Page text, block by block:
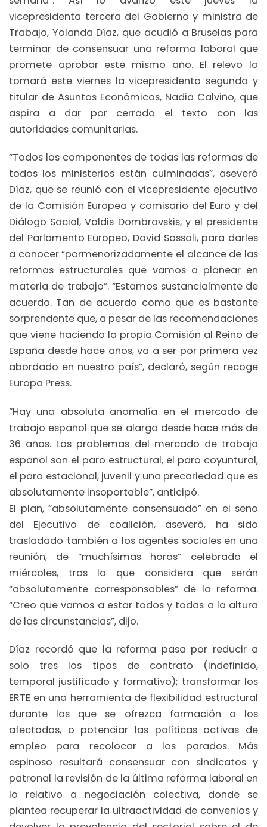
vicepresidenta tercera del Gobierno y ministra de
Trabajo, Yolanda Díaz, que acudió a Bruselas para
terminar de consensuar una reforma laboral que
promete aprobar este mismo año. El relevo lo
tomará este viernes la vicepresidenta segunda y
titular de Asuntos Económicos, Nadia Calviño, que
aspira a dar por cerrado el texto con las
autoridades comunitarias.
“Todos los componentes de todas las reformas de
todos los ministerios están culminadas”, aseveró
Díaz, que se reunió con el vicepresidente ejecutivo
de la Comisión Europea y comisario del Euro y del
Diálogo Social, Valdis Dombrovskis, y el presidente
del Parlamento Europeo, David Sassoli, para darles
a conocer “pormenorizadamente el alcance de las
reformas estructurales que vamos a planear en
materia de trabajo”. “Estamos sustancialmente de
acuerdo. Tan de acuerdo como que es bastante
sorprendente que, a pesar de las recomendaciones
que viene haciendo la propia Comisión al Reino de
España desde hace años, va a ser por primera vez
abordado en nuestro país”, declaró, según recoge
Europa Press.
“Hay una absoluta anomalía en el mercado de
trabajo español que se alarga desde hace más de
36 años. Los problemas del mercado de trabajo
español son el paro estructural, el paro coyuntural,
el paro estacional, juvenil y una precariedad que es
absolutamente insoportable”, anticipó.
El plan, “absolutamente consensuado” en el seno
del Ejecutivo de coalición, aseveró, ha sido
trasladado también a los agentes sociales en una
reunión, de “muchísimas horas” celebrada el
miércoles, tras la que considera que serán
“absolutamente corresponsables” de la reforma.
“Creo que vamos a estar todos y todas a la altura
de las circunstancias”, dijo.
Díaz recordó que la reforma pasa por reducir a
solo tres los tipos de contrato (indefinido,
temporal justificado y formativo); transformar los
ERTE en una herramienta de flexibilidad estructural
durante los que se ofrezca formación a los
afectados, o potenciar las políticas activas de
empleo para recolocar a los parados. Más
espinoso resultará consensuar con sindicatos y
patronal la revisión de la última reforma laboral en
lo relativo a negociación colectiva, donde se
plantea recuperar la ultraactividad de convenios y